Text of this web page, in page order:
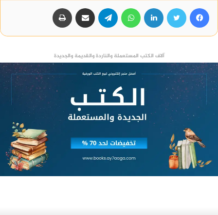
اقرأ ايضا من خلال موقعأي حاجة.كوم :حاجات العروسة
وحاجات بتضحكو حاجات بنات
منصة وساطة لبيع العقارات مجانا
آلاف الكتب المستعملة والناردة والقديمة والجديدة